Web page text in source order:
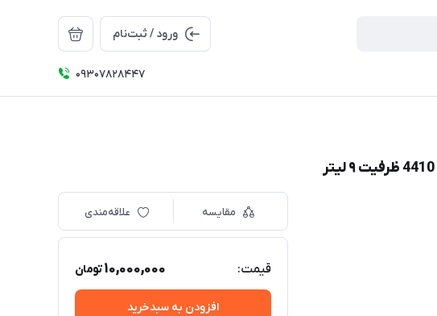
ورود / ثبت‌نام
09307828447
مقایسه علاقه‌مندی
قیمت: 10,000,000تومان
افزودن به سبدخرید